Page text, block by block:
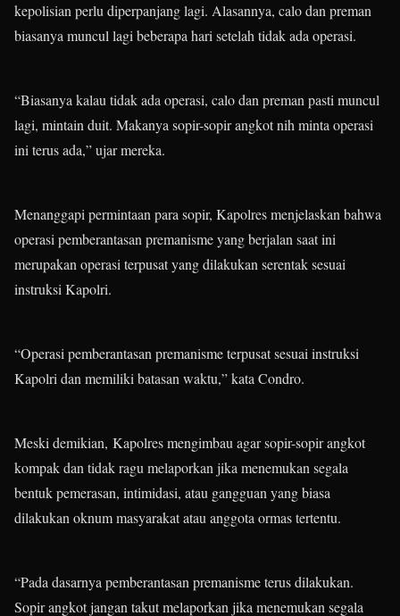
kepolisian perlu diperpanjang lagi. Alasannya, calo dan preman
biasanya muncul lagi beberapa hari setelah tidak ada operasi.
“Biasanya kalau tidak ada operasi, calo dan preman pasti muncul
lagi, mintain duit. Makanya sopir-sopir angkot nih minta operasi
ini terus ada,” ujar mereka.
Menanggapi permintaan para sopir, Kapolres menjelaskan bahwa
operasi pemberantasan premanisme yang berjalan saat ini
merupakan operasi terpusat yang dilakukan serentak sesuai
instruksi Kapolri.
“Operasi pemberantasan premanisme terpusat sesuai instruksi
Kapolri dan memiliki batasan waktu,” kata Condro.
Meski demikian, Kapolres mengimbau agar sopir-sopir angkot
kompak dan tidak ragu melaporkan jika menemukan segala
bentuk pemerasan, intimidasi, atau gangguan yang biasa
dilakukan oknum masyarakat atau anggota ormas tertentu.
“Pada dasarnya pemberantasan premanisme terus dilakukan.
Sopir angkot jangan takut melaporkan jika menemukan segala